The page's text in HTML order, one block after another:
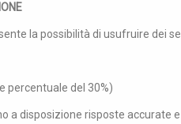
la possibilità di usufruire dei
del 30%)
a disposizione risposte accurate